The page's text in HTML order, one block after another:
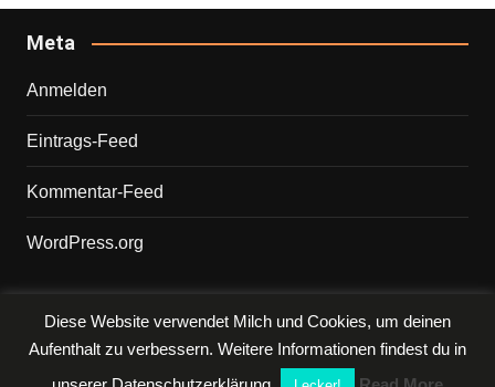
Meta
Anmelden
Eintrags-Feed
Kommentar-Feed
WordPress.org
Copyright © 2026 PHILIPP. Alle Rechte vorbehalten.
Diese Website verwendet Milch und Cookies, um deinen
Aufenthalt zu verbessern. Weitere Informationen findest du in